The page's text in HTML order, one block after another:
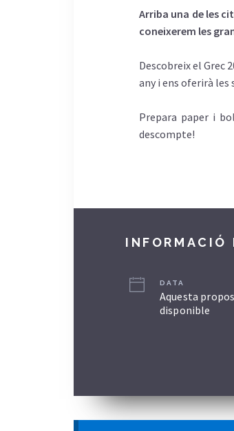
Arriba una de les
coneixerem les
Descobreix el Grec
any i ens oferirà les
Prepara paper i
descompte!
INFORMACIÓ
DATA
Aquesta
disponible